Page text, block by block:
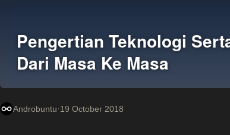
Pengertian Teknologi
Dari Masa Ke Masa
Androbuntu·19 October 2018